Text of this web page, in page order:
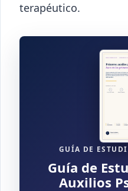
terapéutico.
GUÍA DE
Guía de
Auxilios